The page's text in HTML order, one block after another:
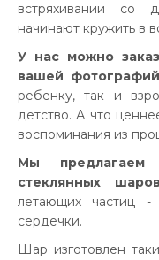
встряхивании со
начинают кружить в
У нас можно
вашей
ребенку, так и
детство. А что
воспоминания из
Мы предлагаем
стеклянных
летающих частиц
сердечки.
Шар изготовлен